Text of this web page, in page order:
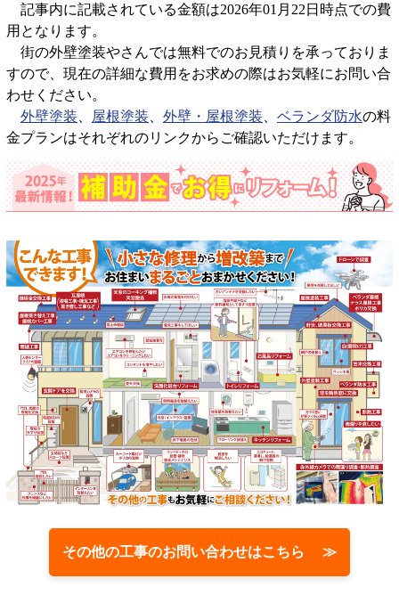
記事内に記載されている金額は2026年01月22日時点での費
用となります。
街の外壁塗装やさんでは無料でのお見積りを承っておりま
すので、現在の詳細な費用をお求めの際はお気軽にお問い合
わせください。
外壁塗装
屋根塗装 外壁・屋根塗装 ベランダ防水の料
金プランはそれぞれのリンクからご確認いただけます。
その他の工事のお問い合わせはこちら ≫